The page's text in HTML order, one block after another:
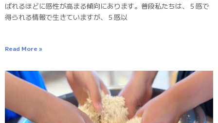
ばれるほどに感性が高まる傾向にあります。普段私たちは、５感で
得られる情報で生きていますが、５感以
Read More »